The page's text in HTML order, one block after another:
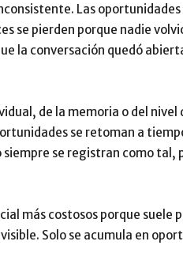
Las oportunidades
se pierden porque nadie
la conversación quedó
de la memoria o del nivel
se retoman a
se registran como tal,
más costosos porque suele
Solo se acumula en